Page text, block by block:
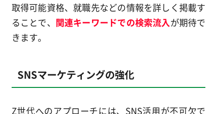
取得可能資格、就職先などの情報を詳しく掲載す
ることで、 関連キーワードでの検索流入が期待で
きます。
SNSマーケティングの強化
Z世代へのアプローチには、SNS活用が不可欠で